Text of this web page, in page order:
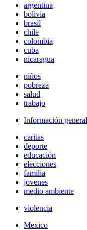
argentina
bolivia
brasil
chile
colombia
cuba
nicaragua
niños
pobreza
salud
trabajo
Información general
caritas
deporte
educación
elecciones
familia
jovenes
medio ambiente
violencia
Mexico